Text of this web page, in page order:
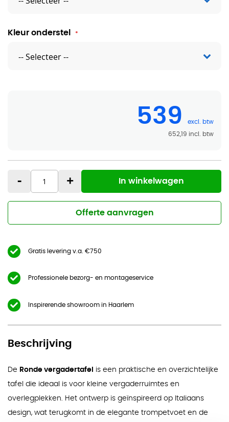
Kleur onderstel
539
652,19
- + In winkelwagen
Offerte aanvragen
Gratis levering v.a. €750
Professionele bezorg- en montageservice
Inspirerende showroom in Haarlem
Beschrijving
De Ronde vergadertafel
is een praktische en overzichtelijke
tafel die ideaal is voor kleine vergaderruimtes en
overlegplekken. Het ontwerp is geïnspireerd op Italiaans
design, wat terugkomt in de elegante trompetvoet en de